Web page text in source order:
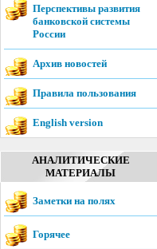
Перспективы развития
банковской системы
России
Архив новостей
Правила пользования
English version
АНАЛИТИЧЕСКИЕ
МАТЕРИАЛЫ
Заметки на полях
Горячее